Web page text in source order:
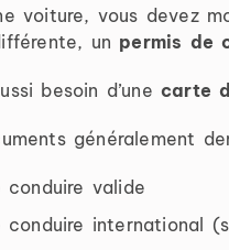
voiture, vous devez
un permis de
besoin d’une carte
généralement
conduire valide
conduire international